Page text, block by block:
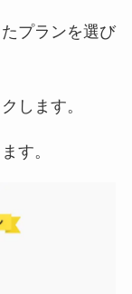
プランを選び
します。
す。